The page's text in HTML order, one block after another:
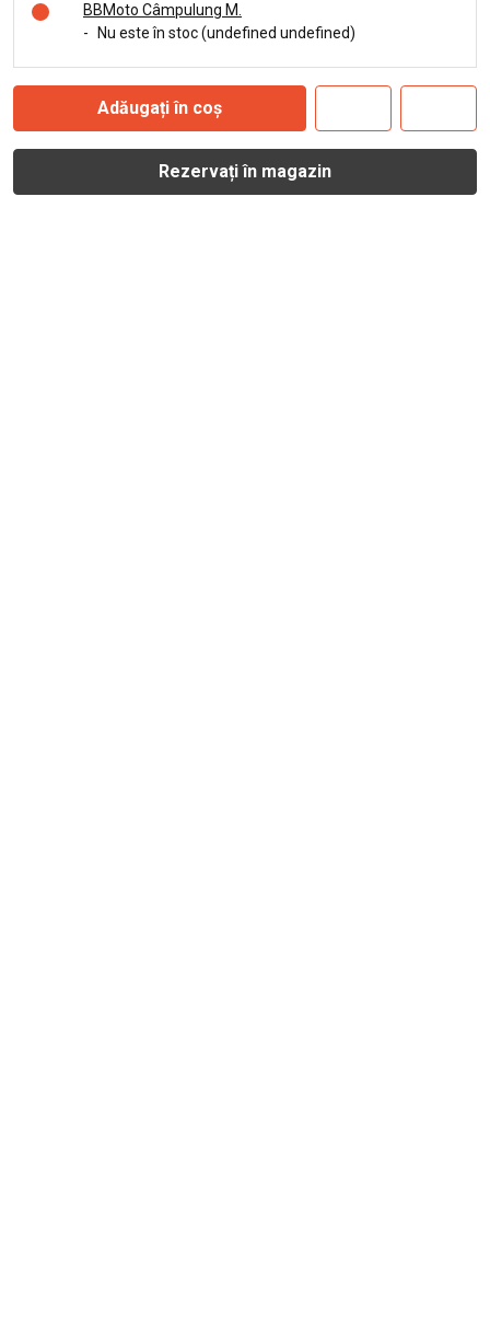
BBMoto Câmpulung M.
-
Nu este în stoc (undefined undefined)
Adăugați în coș
Rezervați în magazin